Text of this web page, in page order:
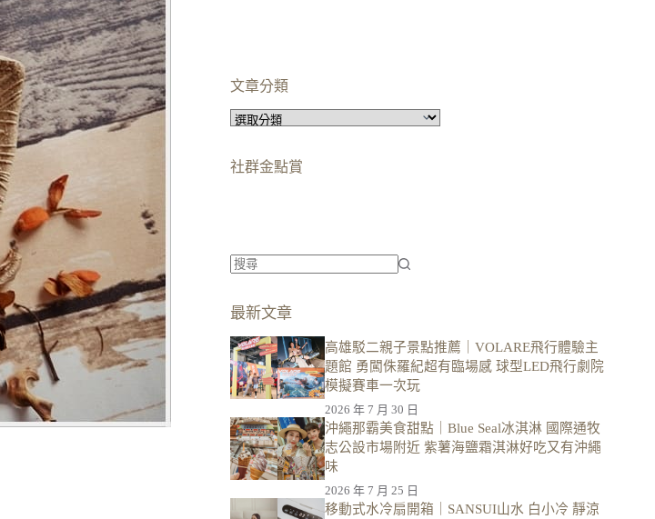
文章分類
文
分
類
社群金點賞
不
符
合
條
件
的
結
果
最新文章
高雄駁二親子景點推薦｜VOLARE飛行體驗主
題館 勇闖侏羅紀超有臨場感 球型LED飛行劇院
模擬賽車一次玩
2026 年 7 月 30 日
沖繩那霸美食甜點｜Blue Seal冰淇淋 國際通牧
志公設市場附近 紫薯海鹽霜淇淋好吃又有沖繩
味
2026 年 7 月 25 日
移動式水冷扇開箱｜SANSUI山水 白小冷 靜涼